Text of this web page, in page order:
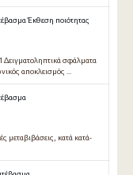
Έκθεση ποιότητας
∆ειγµατοληπτικά σφάλµατα
αποκλεισµός ...
μεταβιβάσεις, κατά κατά-